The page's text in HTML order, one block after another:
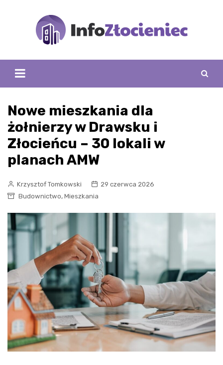
Nowe mieszkania dla
żołnierzy w Drawsku i
Złocieńcu – 30 lokali w
planach AMW
Krzysztof Tomkowski
29 czerwca 2026
Budownictwo, Mieszkania